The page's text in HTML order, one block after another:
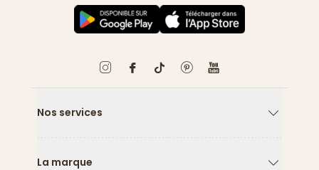
Nos services
La marque